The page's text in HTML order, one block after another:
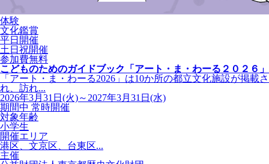
体験
文化鑑賞
平日開催
土日祝開催
参加費無料
こどものためのガイドブック「アート・ま・わーる２０２６」
「アート・ま・わーる2026」は10か所の都立文化施設が掲載さ
れ、訪れ...
2026年3月31日(火)～2027年3月31日(水)
期間中 常時開催
対象年齢
小学生
開催エリア
港区、文京区、台東区...
主催